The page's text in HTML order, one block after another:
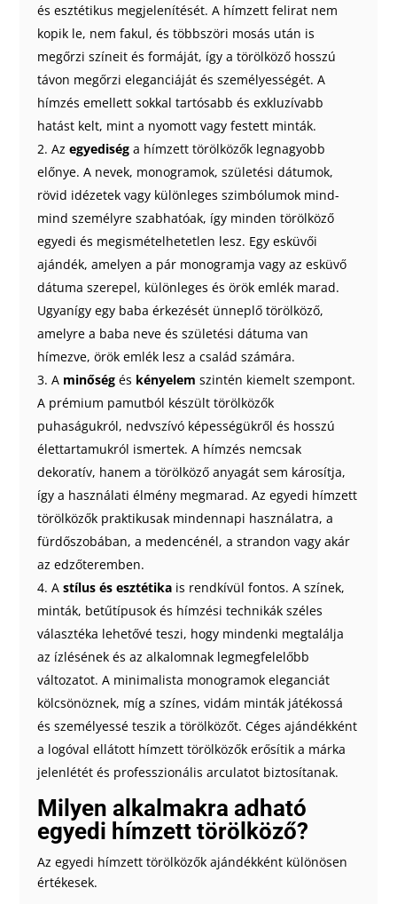
és esztétikus megjelenítését. A hímzett felirat nem
kopik le, nem fakul, és többszöri mosás után is
megőrzi színeit és formáját, így a törölköző hosszú
távon megőrzi eleganciáját és személyességét. A
hímzés emellett sokkal tartósabb és exkluzívabb
hatást kelt, mint a nyomott vagy festett minták.
Azegyediség a hímzett törölközők legnagyobb
előnye. A nevek, monogramok, születési dátumok,
rövid idézetek vagy különleges szimbólumok mind-
mind személyre szabhatóak, így minden törölköző
egyedi és megismételhetetlen lesz. Egy esküvői
ajándék, amelyen a pár monogramja vagy az esküvő
dátuma szerepel, különleges és örök emlék marad.
Ugyanígy egy baba érkezését ünneplő törölköző,
amelyre a baba neve és születési dátuma van
hímezve, örök emlék lesz a család számára.
A minőség és kényelem szintén kiemelt szempont.
A prémium pamutból készült törölközők
puhaságukról, nedvszívó képességükről és hosszú
élettartamukról ismertek. A hímzés nemcsak
dekoratív, hanem a törölköző anyagát sem károsítja,
így a használati élmény megmarad. Az egyedi hímzett
törölközők praktikusak mindennapi használatra, a
fürdőszobában, a medencénél, a strandon vagy akár
az edzőteremben.
Astílus és esztétika is rendkívül fontos. A színek,
minták, betűtípusok és hímzési technikák széles
választéka lehetővé teszi, hogy mindenki megtalálja
az ízlésének és az alkalomnak legmegfelelőbb
változatot. A minimalista monogramok eleganciát
kölcsönöznek, míg a színes, vidám minták játékossá
és személyessé teszik a törölközőt. Céges ajándékként
a logóval ellátott hímzett törölközők erősítik a márka
jelenlétét és professzionális arculatot biztosítanak.
Milyen alkalmakra adható
egyedi hímzett törölköző?
Az egyedi hímzett törölközők ajándékként különösen
értékesek.